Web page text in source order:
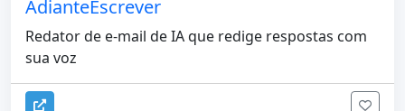
AdianteEscrever
Redator de e-mail de IA que redige respostas com
sua voz